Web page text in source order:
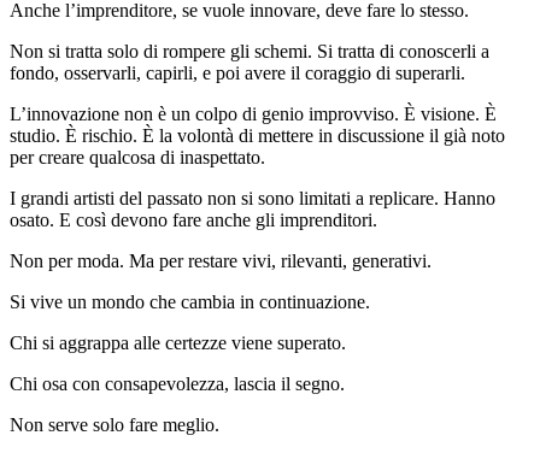
Anche l’imprenditore, se vuole innovare, deve fare lo stesso.
Non si tratta solo di rompere gli schemi. Si tratta di conoscerli a
fondo, osservarli, capirli, e poi avere il coraggio di superarli.
L’innovazione non è un colpo di genio improvviso. È visione. È
studio. È rischio. È la volontà di mettere in discussione il già noto
per creare qualcosa di inaspettato.
I grandi artisti del passato non si sono limitati a replicare. Hanno
osato. E così devono fare anche gli imprenditori.
Non per moda. Ma per restare vivi, rilevanti, generativi.
Si vive un mondo che cambia in continuazione.
Chi si aggrappa alle certezze viene superato.
Chi osa con consapevolezza, lascia il segno.
Non serve solo fare meglio.